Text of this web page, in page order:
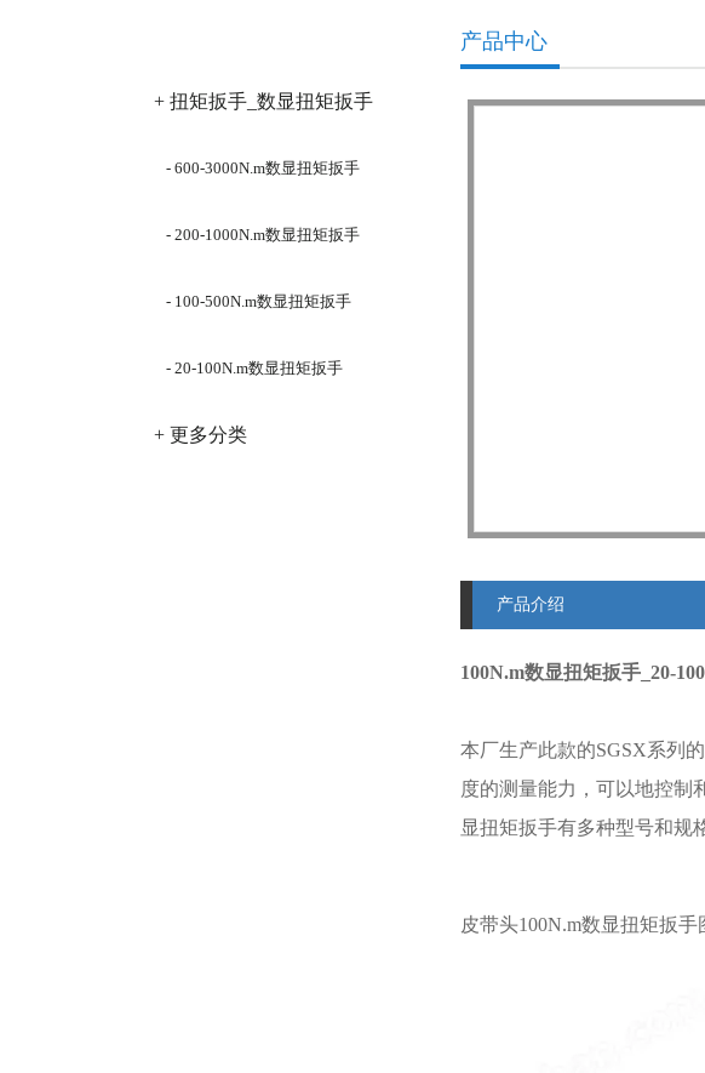
+ 扭矩扳手_数显扭矩扳手
- 600-3000N.m数显扭矩扳手
- 200-1000N.m数显扭矩扳手
- 100-500N.m数显扭矩扳手
- 20-100N.m数显扭矩扳手
+ 更多分类
产品中心
产品介绍
100N.m数显扭矩扳手_20-
本厂生产此款的SGSX系列的
度的测量能力，可以地控制
显扭矩扳手有多种型号和规
皮带头100N.m数显扭矩扳手